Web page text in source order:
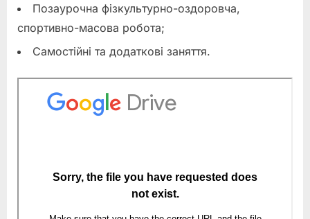
Позаурочна фізкультурно-оздоровча,
спортивно-масова робота;
Самостійні та додаткові заняття.